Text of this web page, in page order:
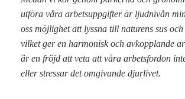
utföra våra arbetsuppgifter är ljudnivån
oss möjlighet att lyssna till naturens sus
vilket ger en harmonisk och avkopplande
är en fröjd att veta att våra arbetsfordon
eller stressar det omgivande djurlivet.